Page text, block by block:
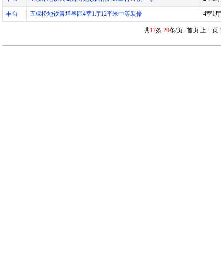
丰台 五棵松地铁青塔春园4室1厅12平米中等装修 4室1
共17条 20条/页 首页 上一页